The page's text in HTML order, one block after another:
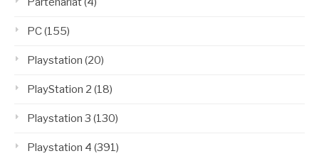
PC(155)
Playstation (20)
PlayStation 2 (18)
Playstation 3 (130)
Playstation 4 (391)